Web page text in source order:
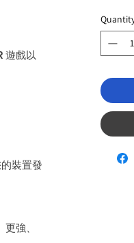
遊戲以
裝置發
強、